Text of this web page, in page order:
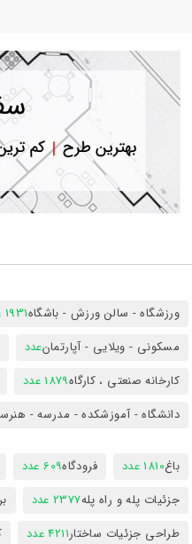
نام
بازیابی
رمز
ورزشگاه - سالن ورزش - باشگاه1931 عدد
مسکونی - ویلایی - آپارتمانعدد
کارخانه صنعتی ، کارگاه1879 عدد
دانشگاه - آموزشکده - مدرسه -
باغ1810 عدد فرودگاه609 عدد
جزئیات پله و راه پله2377 عدد
طراحی جزئیات ساختار4211 عدد